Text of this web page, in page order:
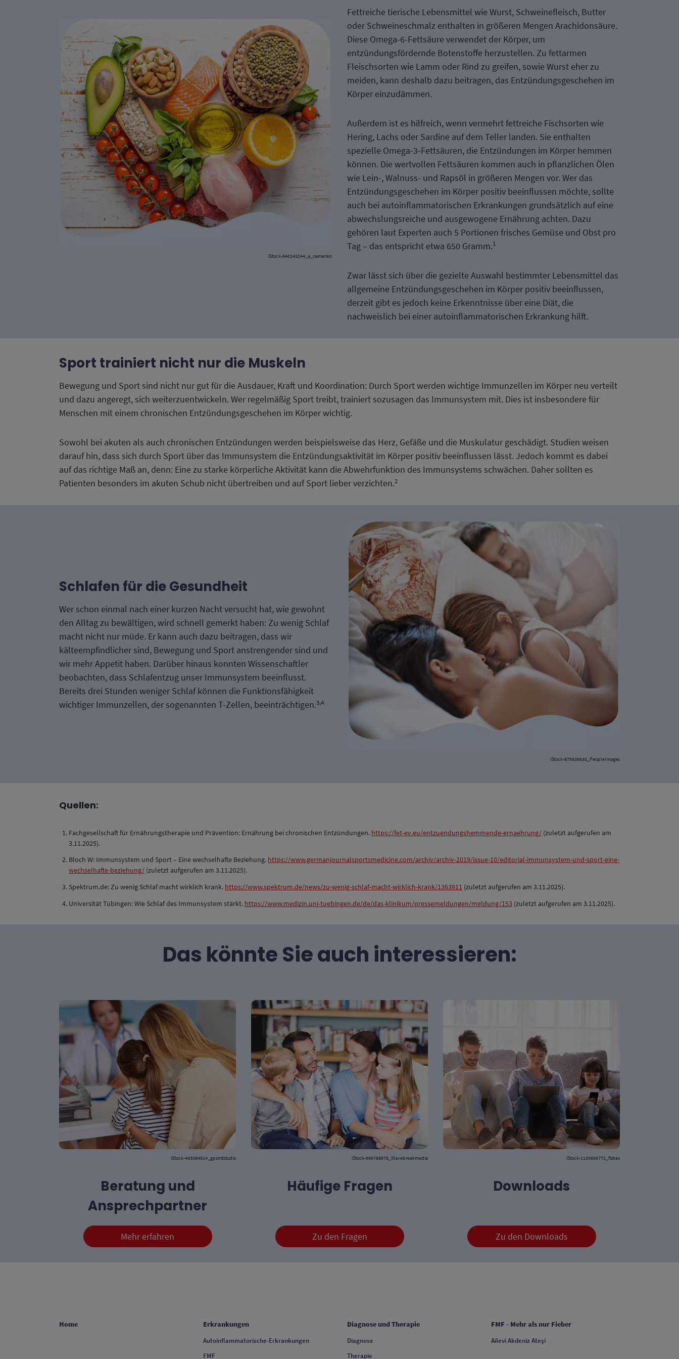
iStock-640143244_a_namenko
Fettreiche tierische Lebensmittel wie Wurst, Schweinefleisch, Butter
oder Schweineschmalz enthalten in größeren Mengen Arachidonsäure.
Diese Omega-6-Fettsäure verwendet der Körper, um
entzündungsfördernde Botenstoffe herzustellen. Zu fettarmen
Fleischsorten wie Lamm oder Rind zu greifen, sowie Wurst eher zu
meiden, kann deshalb dazu beitragen, das Entzündungsgeschehen im
Körper einzudämmen.
Außerdem ist es hilfreich, wenn vermehrt fettreiche Fischsorten wie
Hering, Lachs oder Sardine auf dem Teller landen. Sie enthalten
spezielle Omega-3-Fettsäuren, die Entzündungen im Körper hemmen
können. Die wertvollen Fettsäuren kommen auch in pflanzlichen Ölen
wie Lein-, Walnuss- und Rapsöl in größeren Mengen vor. Wer das
Entzündungsgeschehen im Körper positiv beeinflussen möchte, sollte
auch bei autoinflammatorischen Erkrankungen grundsätzlich auf eine
abwechslungsreiche und ausgewogene Ernährung achten. Dazu
gehören laut Experten auch 5 Portionen frisches Gemüse und Obst pro
Tag – das entspricht etwa 650 Gramm.1
Zwar lässt sich über die gezielte Auswahl bestimmter Lebensmittel das
allgemeine Entzündungsgeschehen im Körper positiv beeinflussen,
derzeit gibt es jedoch keine Erkenntnisse über eine Diät, die
nachweislich bei einer autoinflammatorischen Erkrankung hilft.
Sport trainiert nicht nur die Muskeln
Bewegung und Sport sind nicht nur gut für die Ausdauer, Kraft und Koordination: Durch Sport werden wichtige Immunzellen im Körper neu verteilt
und dazu angeregt, sich weiterzuentwickeln. Wer regelmäßig Sport treibt, trainiert sozusagen das Immunsystem mit. Dies ist insbesondere für
Menschen mit einem chronischen Entzündungsgeschehen im Körper wichtig.
Sowohl bei akuten als auch chronischen Entzündungen werden beispielsweise das Herz, Gefäße und die Muskulatur geschädigt. Studien weisen
darauf hin, dass sich durch Sport über das Immunsystem die Entzündungsaktivität im Körper positiv beeinflussen lässt. Jedoch kommt es dabei
auf das richtige Maß an, denn: Eine zu starke körperliche Aktivität kann die Abwehrfunktion des Immunsystems schwächen. Daher sollten es
Patienten besonders im akuten Schub nicht übertreiben und auf Sport lieber verzichten.2
Schlafen für die Gesundheit
Wer schon einmal nach einer kurzen Nacht versucht hat, wie gewohnt
den Alltag zu bewältigen, wird schnell gemerkt haben: Zu wenig Schlaf
macht nicht nur müde. Er kann auch dazu beitragen, dass wir
kälteempfindlicher sind, Bewegung und Sport anstrengender sind und
wir mehr Appetit haben. Darüber hinaus konnten Wissenschaftler
beobachten, dass Schlafentzug unser Immunsystem beeinflusst.
Bereits drei Stunden weniger Schlaf können die Funktionsfähigkeit
wichtiger Immunzellen, der sogenannten T-Zellen, beeinträchtigen.3,4
iStock-875639630_PeopleImages
Quellen:
Fachgesellschaft für Ernährungstherapie und Prävention: Ernährung bei chronischen Entzündungen. https://fet-ev.eu/entzuendungshemmende-ernaehrung/ (zuletzt aufgerufen am
3.11.2025).
Bloch W: Immunsystem und Sport – Eine wechselhafte Beziehung. https://www.germanjournalsportsmedicine.com/archiv/archiv-2019/issue-10/editorial-immunsystem-und-sport-eine-
wechselhafte-beziehung/ (zuletzt aufgerufen am 3.11.2025).
Spektrum.de: Zu wenig Schlaf macht wirklich krank. https://www.spektrum.de/news/zu-wenig-schlaf-macht-wirklich-krank/1363911 (zuletzt aufgerufen am 3.11.2025).
Universität Tübingen: Wie Schlaf des Immunsystem stärkt. https://www.medizin.uni-tuebingen.de/de/das-klinikum/pressemeldungen/meldung/153 (zuletzt aufgerufen am 3.11.2025).
Das könnte Sie auch interessieren:
iStock-493084514_gpointstudio
Beratung und
Ansprechpartner
Mehr erfahren
iStock-699788978_Wavebreakmedia
Häufige Fragen
Zu den Fragen
iStock-1130696772_fizkes
Downloads
Zu den Downloads
Home Erkrankungen
Autoinflammatorische-Erkrankungen
FMF
Diagnose und Therapie
Diagnose
Therapie
FMF - Mehr als nur Fieber
Ailevi Akdeniz Ateşi